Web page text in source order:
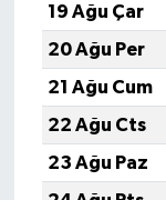
19 Ağu Çar
20 Ağu Per
21 Ağu Cum
22 Ağu Cts
23 Ağu Paz